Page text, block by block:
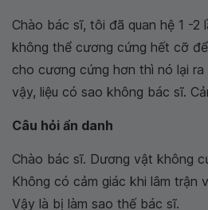
Chào bác sĩ, tôi đã quan hệ 1 -2
không thể cương cứng hết cỡ
cho cương cứng hơn thì nó lại
vậy, liệu có sao không bác sĩ.
Câu hỏi ẩn danh
Chào bác sĩ. Dương vật không
Không có cảm giác khi lâm trận
Vậy là bị làm sao thế bác sĩ.